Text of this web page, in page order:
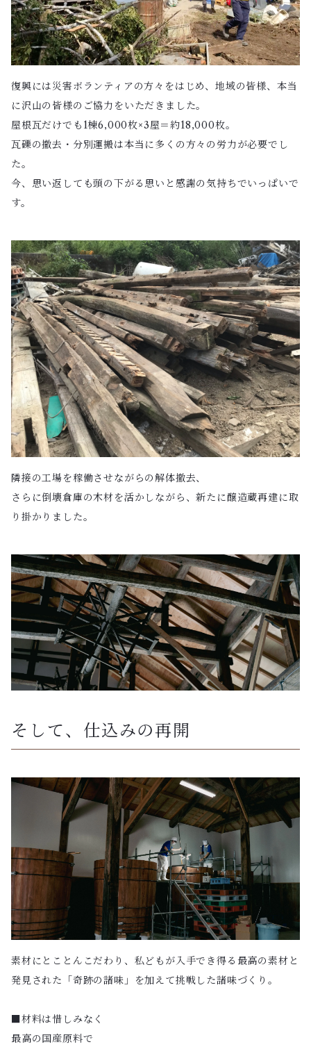
復興には災害ボランティアの方々をはじめ、地域の皆様、本当
に沢山の皆様のご協力をいただきました。
屋根瓦だけでも1棟6,000枚×3屋＝約18,000枚。
瓦礫の撤去・分別運搬は本当に多くの方々の労力が必要でし
た。
今、思い返しても頭の下がる思いと感謝の気持ちでいっぱいで
す。
隣接の工場を稼働させながらの解体撤去、
さらに倒壊倉庫の木材を活かしながら、新たに醸造蔵再建に取
り掛かりました。
そして、仕込みの再開
素材にとことんこだわり、私どもが入手でき得る最高の素材と
発見された「奇跡の諸味」を加えて挑戦した諸味づくり。
■材料は惜しみなく
最高の国産原料で